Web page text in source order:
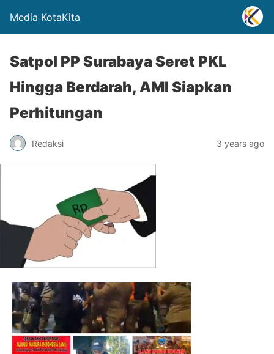
Media KotaKita
Satpol PP Surabaya Seret PKL
Hingga Berdarah, AMI Siapkan
Perhitungan
Redaksi 3 years ago